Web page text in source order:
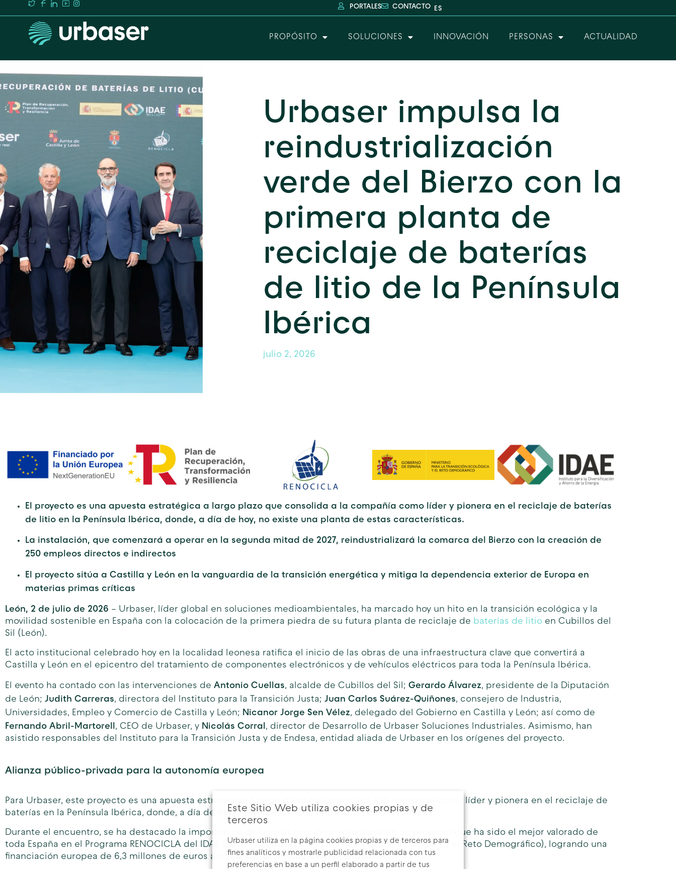
PORTALES CONTACTO
PROPÓSITO SOLUCIONES INNOVACIÓN PERSONAS ACTUALIDAD
Urbaser impulsa la
reindustrialización
verde del Bierzo con la
primera planta de
reciclaje de baterías
de litio de la Península
Ibérica
julio 2, 2026
El proyecto es una apuesta estratégica a largo plazo que consolida a la compañía como líder y pionera en el reciclaje de baterías
de litio en la Península Ibérica, donde, a día de hoy, no existe una planta de estas características.
La instalación, que comenzará a operar en la segunda mitad de 2027, reindustrializará la comarca del Bierzo con la creación de
250 empleos directos e indirectos
El proyecto sitúa a Castilla y León en la vanguardia de la transición energética y mitiga la dependencia exterior de Europa en
materias primas críticas
León, 2 de julio de 2026 – Urbaser, líder global en soluciones medioambientales, ha marcado hoy un hito en la transición ecológica y la
movilidad sostenible en España con la colocación de la primera piedra de su futura planta de reciclaje de baterías de litio en Cubillos del
Sil (León).
El acto institucional celebrado hoy en la localidad leonesa ratifica el inicio de las obras de una infraestructura clave que convertirá a
Castilla y León en el epicentro del tratamiento de componentes electrónicos y de vehículos eléctricos para toda la Península Ibérica.
El evento ha contado con las intervenciones de Antonio Cuellas, alcalde de Cubillos del Sil; Gerardo Álvarez, presidente de la Diputación
de León; Judith Carreras, directora del Instituto para la Transición Justa; Juan Carlos Suárez-Quiñones, consejero de Industria,
Universidades, Empleo y Comercio de Castilla y León; Nicanor Jorge Sen Vélez, delegado del Gobierno en Castilla y León; así como de
Fernando Abril-Martorell, CEO de Urbaser, y Nicolás Corral, director de Desarrollo de Urbaser Soluciones Industriales. Asimismo, han
asistido responsables del Instituto para la Transición Justa y de Endesa, entidad aliada de Urbaser en los orígenes del proyecto.
Alianza público-privada para la autonomía europea
Para Urbaser, este proyecto es una apuesta estratégica a largo plazo que consolida a la compañía como líder y pionera en el reciclaje de
baterías en la Península Ibérica, donde, a día de hoy, no existe una planta de estas características.
Durante el encuentro, se ha destacado la importancia de la colaboración institucional en un proyecto que ha sido el mejor valorado de
toda España en el Programa RENOCICLA del IDAE (adscrito al Ministerio para la Transición Ecológica y el Reto Demográfico), logrando una
financiación europea de 6,3 millones de euros a través de los fondos NextGenerationEU.
Este Sitio Web utiliza cookies propias y de
terceros
Urbaser utiliza en la página cookies propias y de terceros para
fines analíticos y mostrarle publicidad relacionada con tus
preferencias en base a un perfil elaborado a partir de tus